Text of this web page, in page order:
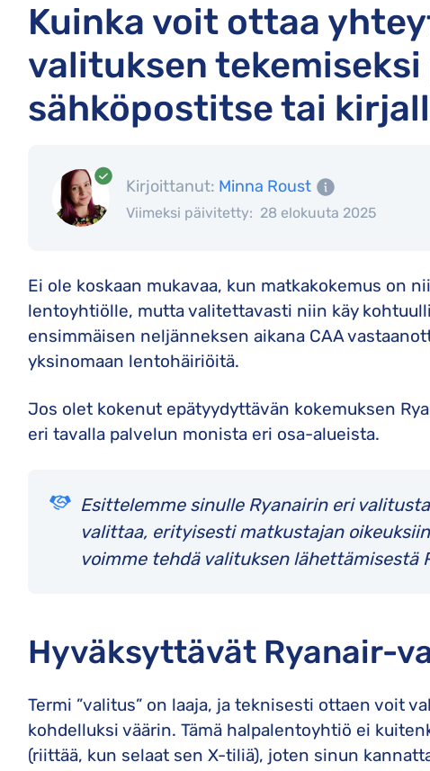
Kuinka voit ottaa
valituksen
sähköpostitse tai
Kirjoittanut: Minna Roust
Viimeksi päivitetty: 28 elokuuta 2025
Ei ole koskaan mukavaa, kun matkakokemus on
lentoyhtiölle, mutta valitettavasti niin käy
ensimmäisen neljänneksen aikana CAA
yksinomaan lentohäiriöitä.
Jos olet kokenut epätyydyttävän kokemuksen
eri tavalla palvelun monista eri osa-alueista.
Esittelemme sinulle Ryanairin eri
valittaa, erityisesti matkustajan
voimme tehdä valituksen lähettämisestä
Hyväksyttävät Ryanair-
Termi ”valitus” on laaja, ja teknisesti ottaen voit
kohdelluksi väärin. Tämä halpalentoyhtiö ei
(riittää, kun selaat sen X-tiliä), joten sinun